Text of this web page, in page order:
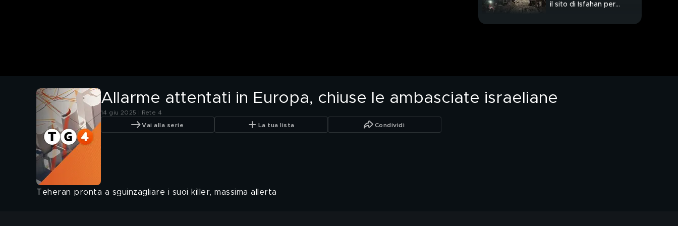
il sito di Isfahan per
Allarme attentati in Europa, chiuse le ambasciate israeliane
14 giu 2025 | Rete 4
Vai alla serie La tua lista Condividi
Teheran pronta a sguinzagliare i suoi killer, massima allerta